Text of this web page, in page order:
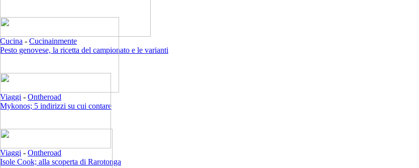
Cucina - Cucinainmente
Pesto genovese, la ricetta del campionato e le varianti
Viaggi - Ontheroad
Mykonos; 5 indirizzi su cui contare
Viaggi - Ontheroad
Isole Cook; alla scoperta di Rarotonga